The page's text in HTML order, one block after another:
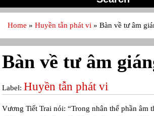
Home » Huyền tẫn phát vi » Bàn về tư âm
Bàn về tư âm
Label: Huyền tẫn phát vi
Vương Tiết Trai nói: “Trong nhân thể phần âm